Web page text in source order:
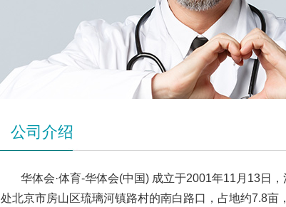
公司介绍
华体会·体育-华体会(中国) 成立于2001年11月13日
处北京市房山区琉璃河镇路村的南白路口，占地约7.8亩